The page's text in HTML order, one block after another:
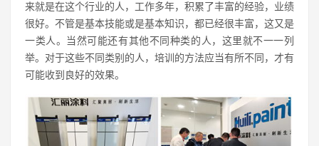
来就是在这个行业的人，工作多年，积累了丰富的经验，业绩
很好。不管是基本技能或是基本知识，都已经很丰富，这又是
一类人。当然可能还有其他不同种类的人，这里就不一一列
举。对于这些不同类别的人，培训的方法应当有所不同，才有
可能收到良好的效果。